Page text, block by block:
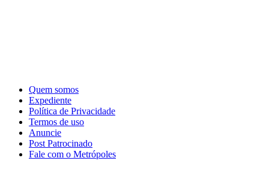
Quem somos
Expediente
Política de Privacidade
Termos de uso
Anuncie
Post Patrocinado
Fale com o Metrópoles